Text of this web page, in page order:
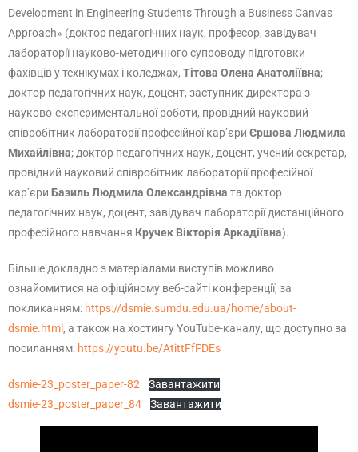
Development in Engineering Students Through a Business Canvas
Approach» (доктор педагогічних наук, професор, завідувач
лабораторії науково-методичного супроводу підготовки
фахівців у технікумах і коледжах, Тітова Олена Анатоліївна;
доктор педагогічних наук, доцент, заступник директора з
науково-експериментальної роботи, провідний науковий
співробітник лабораторії професійної кар’єри Єршова Людмила
Михайлівна; доктор педагогічних наук, доцент, учений секретар,
провідний науковий співробітник лабораторії професійної
кар’єри Базиль Людмила Олександрівна та доктор
педагогічних наук, доцент, завідувач лабораторії дистанційного
професійного навчання Кручек Вікторія Аркадіївна).
Більше докладно з матеріалами виступів можливо
ознайомитися на офіційному веб-сайті конференції, за
покликанням: https://dsmie.sumdu.edu.ua/home/about-
dsmie.html , а також на хостингу YouTube-каналу, що доступно за
посиланням: https://youtu.be/AtittFfFDEs
dsmie-23_poster_paper-82
Завантажити
dsmie-23_poster_paper_84
Завантажити